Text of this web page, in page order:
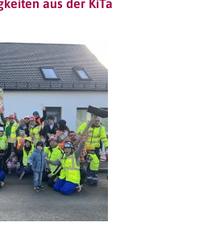
aus der KiTa